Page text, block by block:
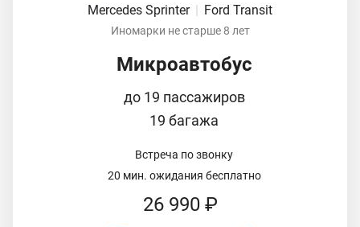
Mercedes Sprinter | Ford Transit
Иномарки не старше 8 лет
Микроавтобус
до 19 пассажиров
19 багажа
Встреча по звонку
20 мин. ожидания бесплатно
26 990 ₽